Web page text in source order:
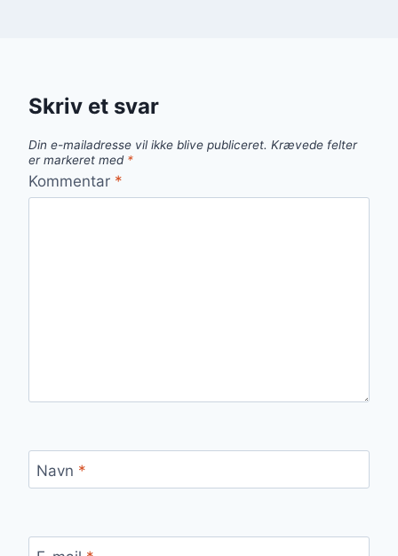
Skriv et svar
Din e-mailadresse vil ikke blive publiceret. Krævede felter
er markeret med *
Kommentar *
Navn *